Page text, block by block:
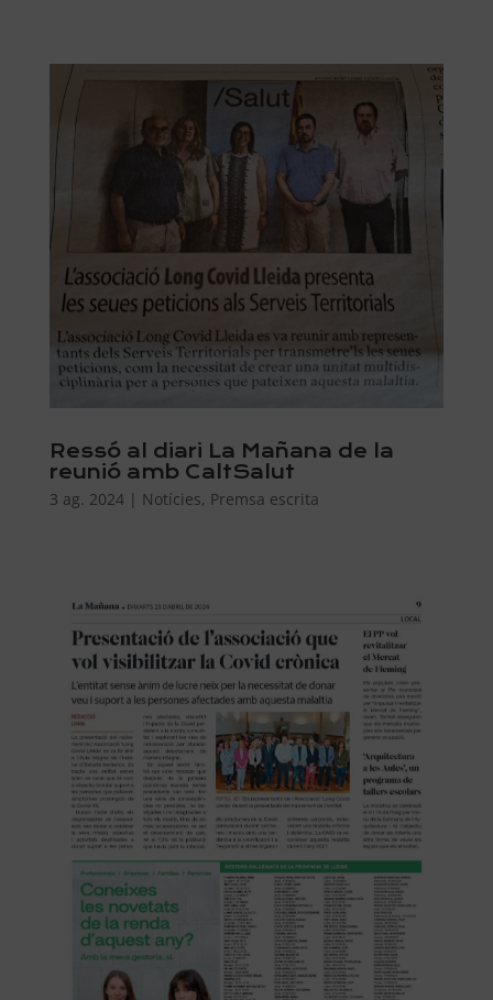
Ressó al diari La Mañana de la
reunió amb CaltSalut
3 ag. 2024| Notícies, Premsa escrita